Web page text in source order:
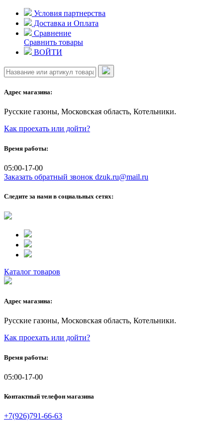
Skip
content
Условия партнерства
Доставка и Оплата
Сравнение
Сравнить товары
ВОЙТИ
Адрес магазина:
Русские газоны, Московская область, Котельники.
Как проехать или дойти?
Время работы:
05:00-17-00
Заказать обратный звонок dzuk.ru@mail.ru
Следите за нами в социальных сетях:
Каталог товаров
Адрес магазина:
Русские газоны, Московская область, Котельники.
Как проехать или дойти?
Время работы:
05:00-17-00
Контактный телефон магазина
+7(926)791-66-63